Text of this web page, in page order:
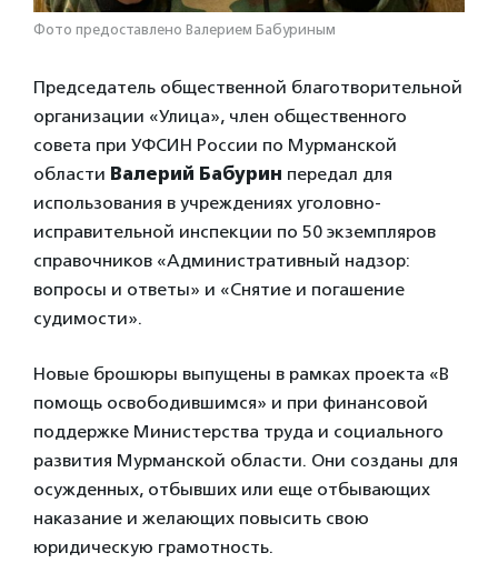
Фото предоставлено Валерием Бабуриным
Председатель общественной благотворительной
организации «Улица», член общественного
совета при УФСИН России по Мурманской
области Валерий Бабурин передал для
использования в учреждениях уголовно-
исправительной инспекции по 50 экземпляров
справочников «Административный надзор:
вопросы и ответы» и «Снятие и погашение
судимости».
Новые брошюры выпущены в рамках проекта «В
помощь освободившимся» и при финансовой
поддержке Министерства труда и социального
развития Мурманской области. Они созданы для
осужденных, отбывших или еще отбывающих
наказание и желающих повысить свою
юридическую грамотность.